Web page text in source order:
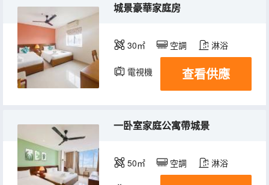
城景豪華家庭房
30㎡ 空調 淋浴
電視機 冰箱
查看供應
一卧室家庭公寓帶城景
50㎡ 空調 淋浴